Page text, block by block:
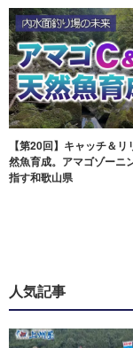
【第20回】キャッチ＆
然魚育成。アマゴゾーニ
指す和歌山県
人気記事